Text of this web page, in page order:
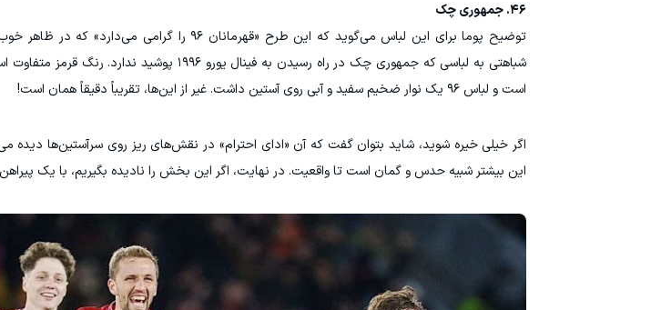
۴۶. جمهوری چک
توضیح پوما برای این لباس می‌گوید که این طرح
شباهتی به لباسی که جمهوری چک در راه رسیدن به فینال
است و لباس ۹۶ یک نوار ضخیم سفید و آبی روی آستین داشت. غیر از این‌ها، تقریباً دقیقاً همان است!
اگر خیلی خیره شوید، شاید بتوان گفت که آن «ادای احترام» در نقش‌های ریز روی سرآستین‌ها دیده
این بیشتر شبیه حدس و گمان است تا واقعیت. در نهایت، اگر این بخش را نادیده بگیریم، با یک